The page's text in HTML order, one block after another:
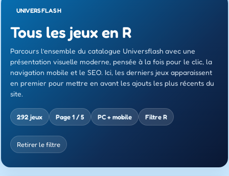
UNIVERSFLASH
Tous les jeux en R
Parcours l’ensemble du catalogue Universflash avec une
présentation visuelle moderne, pensée à la fois pour le clic, la
navigation mobile et le SEO. Ici, les derniers jeux apparaissent
en premier pour mettre en avant les ajouts les plus récents du
site.
292 jeux Page 1 / 5 PC + mobile Filtre R
Retirer le filtre